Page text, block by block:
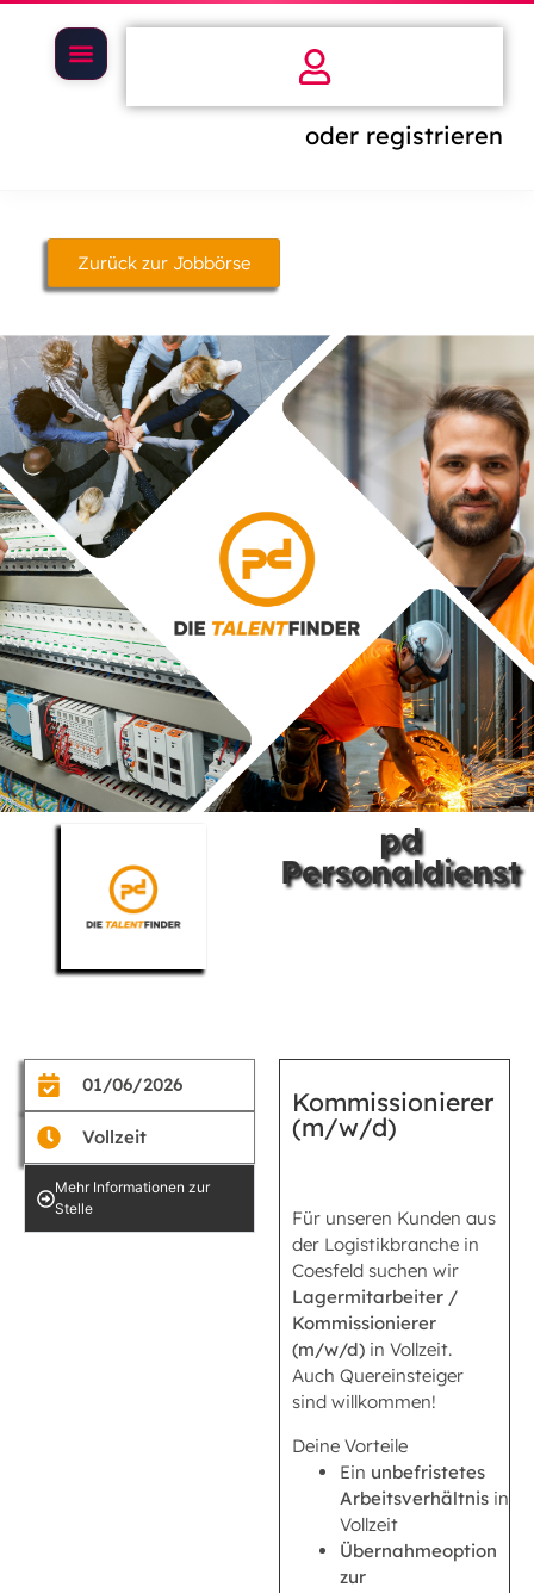
oder registrieren
Zurück zur Jobbörse
pd
Personaldienst
01/06/2026
Vollzeit
Mehr Informationen zur
Stelle
Kommissionierer
(m/w/d)
Für unseren Kunden aus
der Logistikbranche in
Coesfeld suchen wir
Lagermitarbeiter /
Kommissionierer
(m/w/d) in Vollzeit.
Auch Quereinsteiger
sind willkommen!
Deine Vorteile
Ein unbefristetes
Arbeitsverhältnis in
Vollzeit
Übernahmeoption
zur